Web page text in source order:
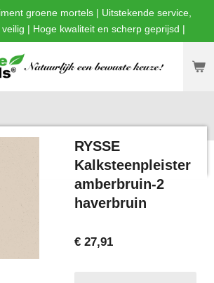
groene mortels | Uitstekende service,
| Hoge kwaliteit en scherp geprijsd |
RYSSE
Kalksteenpleister
amberbruin-2
haverbruin
€ 27,91